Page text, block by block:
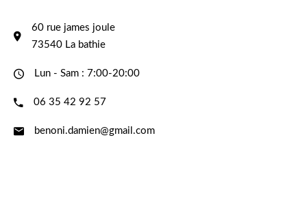
60 rue james joule
73540 La bathie
Lun - Sam : 7:00-20:00
06 35 42 92 57
benoni.damien@gmail.com